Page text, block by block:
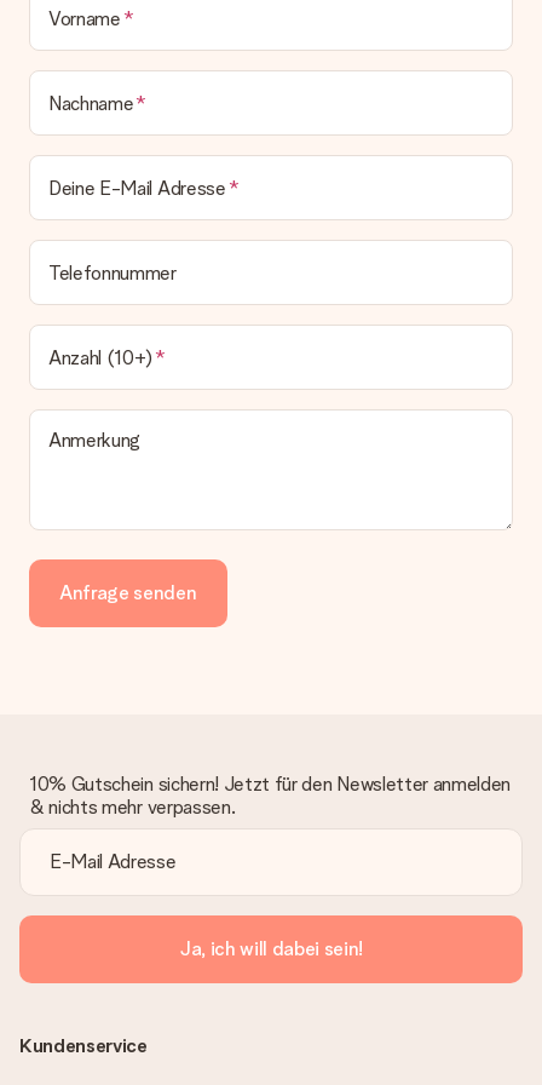
Vorname
Nachname
Deine E-Mail Adresse
Telefonnummer
Anzahl (10+)
Anmerkung
Anfrage senden
10% Gutschein sichern! Jetzt für den Newsletter anmelden
& nichts mehr verpassen.
Ja, ich will dabei sein!
Kundenservice